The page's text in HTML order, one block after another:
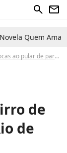
search newsletter
Novela Quem Ama
no Rio de Janeiro. Fotos!
de
de